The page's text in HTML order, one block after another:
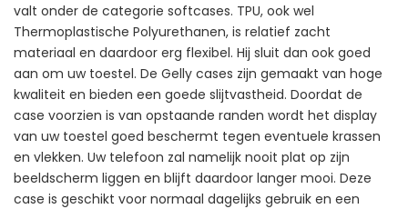
valt onder de categorie softcases. TPU, ook wel
Thermoplastische Polyurethanen, is relatief zacht
materiaal en daardoor erg flexibel. Hij sluit dan ook goed
aan om uw toestel. De Gelly cases zijn gemaakt van hoge
kwaliteit en bieden een goede slijtvastheid. Doordat de
case voorzien is van opstaande randen wordt het display
van uw toestel goed beschermt tegen eventuele krassen
en vlekken. Uw telefoon zal namelijk nooit plat op zijn
beeldscherm liggen en blijft daardoor langer mooi. Deze
case is geschikt voor normaal dagelijks gebruik en een